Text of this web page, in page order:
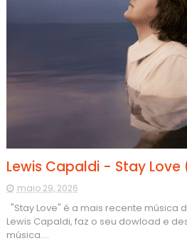
Lewis Capaldi - Stay Love
maio 29, 2026
"Stay Love" é a mais recente música
Lewis Capaldi, faz o seu dowload e
música....